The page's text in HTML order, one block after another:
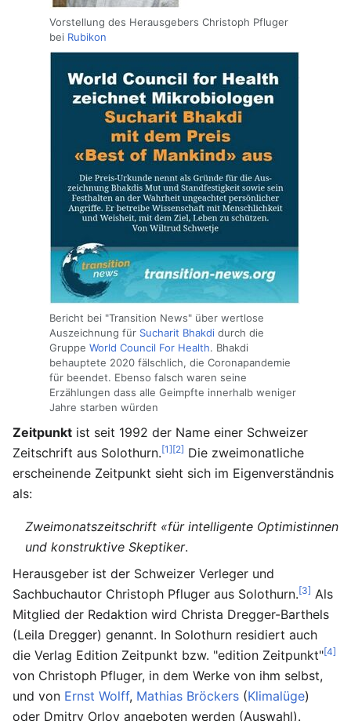
Vorstellung des Herausgebers Christoph Pfluger
bei Rubikon
Bericht bei "Transition News" über wertlose
Auszeichnung für Sucharit Bhakdi durch die
Gruppe World Council For Health. Bhakdi
behauptete 2020 fälschlich, die Coronapandemie
für beendet. Ebenso falsch waren seine
Erzählungen dass alle Geimpfte innerhalb weniger
Jahre starben würden
Zeitpunkt ist seit 1992 der Name einer Schweizer
Zeitschrift aus Solothurn.[1][2] Die zweimonatliche
erscheinende Zeitpunkt sieht sich im Eigenverständnis
als:
Zweimonatszeitschrift «für intelligente Optimistinnen
und konstruktive Skeptiker.
Herausgeber ist der Schweizer Verleger und
Sachbuchautor Christoph Pfluger aus Solothurn.[3] Als
Mitglied der Redaktion wird Christa Dregger-Barthels
(Leila Dregger) genannt. In Solothurn residiert auch
die Verlag Edition Zeitpunkt bzw. "edition Zeitpunkt"[4]
von Christoph Pfluger, in dem Werke von ihm selbst,
und von Ernst Wolff, Mathias Bröckers (Klimalüge)
oder Dmitry Orlov angeboten werden (Auswahl).